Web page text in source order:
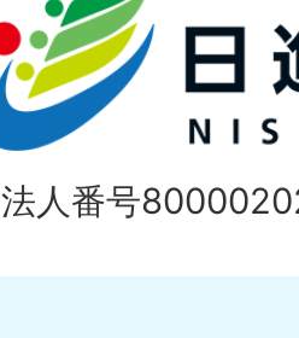
法人番号